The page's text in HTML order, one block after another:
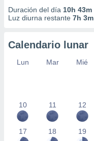
Duración del día 10h 43m
Luz diurna restante 7h 3m
Calendario lunar
Lun Mar Mié
10 11 12
17 18 19